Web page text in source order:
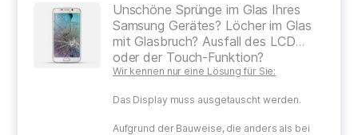
Unschöne Sprünge im Glas Ihres
Samsung Gerätes? Löcher im Glas
mit Glasbruch? Ausfall des LCD
oder der Touch-Funktion?
Wir kennen nur eine Lösung für Sie:
Das Display muss ausgetauscht werden.
Aufgrund der Bauweise, die anders als bei